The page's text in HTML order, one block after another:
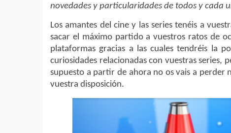
novedades y particularidades de todos y cada
Los amantes del cine y las series tenéis a
sacar el máximo partido a vuestros ratos de
plataformas gracias a las cuales tendréis la
curiosidades relacionadas con vuestras series,
supuesto a partir de ahora no os vais a perder
vuestra disposición.